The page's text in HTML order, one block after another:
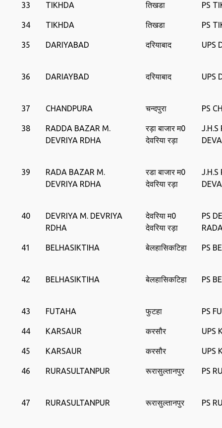
33 TIKHDA तिखडा PS
34 TIKHDA तिखडा PS
35 DARIYABAD दरियाबाद UPS
36 DARIAYBAD दरियाबाद UPS
37 CHANDPURA चन्दपुरा PS
38
RADDA BAZAR M.
DEVRIYA RDHA
रड़ा बाजार म0
देवरिया रड़ा
J.H.S
39
RADA BAZAR M.
DEVRIYA RDHA
रडा बाजार म0
देवरिया रड़ा
J.H.S
40
DEVRIYA M. DEVRIYA
RDHA
देवरिया म0
देवरिया रड़ा
PS
41 BELHASIKTIHA बेलहासिकटिहा PS
42 BELHASIKTIHA बेलहासिकटिहा PS
43 FUTAHA फुटहा PS
44 KARSAUR करसौर UPS
45 KARSAUR करसौर UPS
46 RURASUL‍TANPUR रूरासुल्‍तानपुर PS
47 RURASUL‍TANPUR रूरासुल्‍तानपुर PS